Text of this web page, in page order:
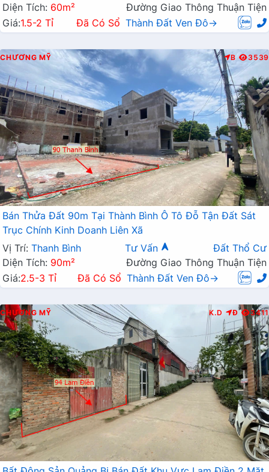
Diện Tích: 60m²
Đường Giao Thông Thuận Tiện
Giá:1.5-2 Tỉ Đã Có Sổ Thành Đất Ven Đô→
CHƯƠNG MỸ B 3539
Bán Thửa Đất 90m Tại Thành Bình Ô Tô Đỗ Tận Đất Sát
Trục Chính Kinh Doanh Liên Xã
Vị Trí: Thanh Bình Tư Vấn
Đất Thổ Cư
Diện Tích: 90m²
Đường Giao Thông Thuận Tiện
Giá:2.5-3 Tỉ Đã Có Sổ Thành Đất Ven Đô→
CHƯƠNG MỸ K.D Đ 3411